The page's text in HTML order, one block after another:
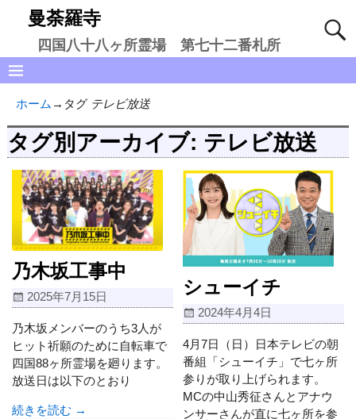
曼荼羅寺
四国八十八ヶ所霊場 第七十二番札所
ホーム →タグ テレビ放送
タグ別アーカイブ: テレビ放送
乃木坂工事中
2025年7月15日
乃木坂メンバーのうち3人が
ヒット祈願のために自転車で
四国88ヶ所霊場を廻ります。
放送日は以下のとおり
続きを読む →
シューイチ
2024年4月4日
4月7日（日）日本テレビの朝
番組「シューイチ」で七ヶ所
参りが取り上げられます。
MCの中山秀征さんとアナウ
ンサーさんが直に七ヶ所を参